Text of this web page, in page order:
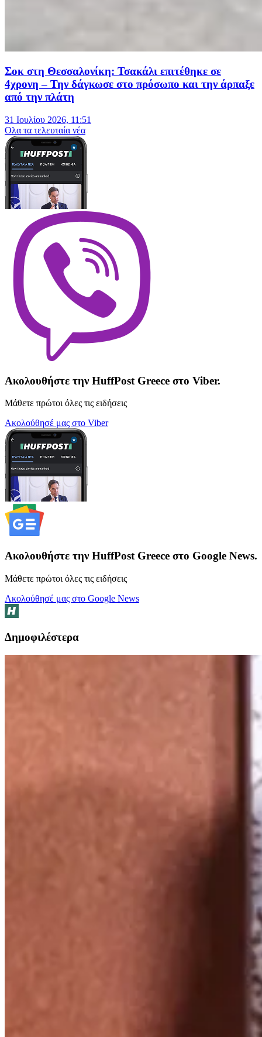
Σοκ στη Θεσσαλονίκη: Τσακάλι επιτέθηκε σε
4χρονη – Την δάγκωσε στο πρόσωπο και την άρπαξε
από την πλάτη
31 Ιουλίου 2026, 11:51
Oλα τα τελευταία νέα
Ακολουθήστε την HuffPost Greece στο Viber.
Μάθετε πρώτοι όλες τις ειδήσεις
Ακολούθησέ μας στο Viber
Ακολουθήστε την HuffPost Greece στο Google News.
Μάθετε πρώτοι όλες τις ειδήσεις
Ακολούθησέ μας στο Google News
Δημοφιλέστερα